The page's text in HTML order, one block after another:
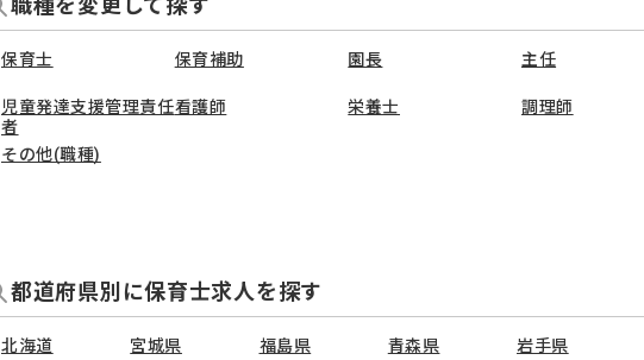
保育士 保育補助 園長 主任
児童発達支援管理責任
者
看護師 栄養士 調理師
その他(職種)
都道府県別に保育士求人を探す
北海道 宮城県 福島県 青森県 岩手県